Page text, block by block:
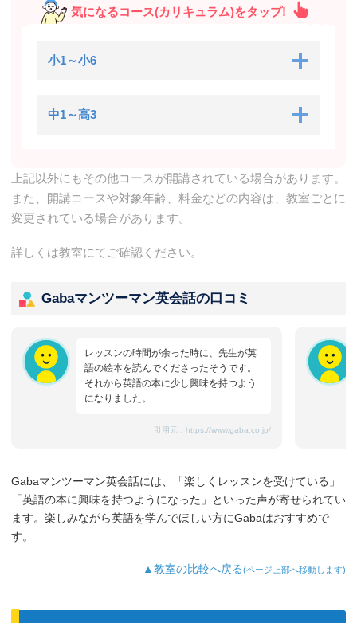
気になるコース(カリキュラム)をタップ!
小1～小6
中1～高3
上記以外にもその他コースが開講されている場合があります。
また、開講コースや対象年齢、料金などの内容は、教室ごとに
変更されている場合があります。
詳しくは教室にてご確認ください。
Gabaマンツーマン英会話の口コミ
レッスンの時間が余った時に、先生が英
語の絵本を読んでくださったそうです。
それから英語の本に少し興味を持つよう
になりました。
引用元： https://www.gaba.co.jp/
Gabaマンツーマン英会話には、「楽しくレッスンを受けている」
「英語の本に興味を持つようになった」といった声が寄せられてい
ます。楽しみながら英語を学んでほしい方にGabaはおすすめで
す。
▲教室の比較へ戻る(ページ上部へ移動します)